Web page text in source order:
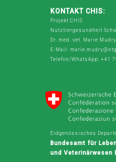
KONTAKT CHIS:
Projekt CHIS
Nutztiergesundheit
Dr. med. vet. Marie Mudry
E-Mail:
Telefon/WhatsApp: +41
Eidgenössisches
Bundesamt für
und Veterinärwesen